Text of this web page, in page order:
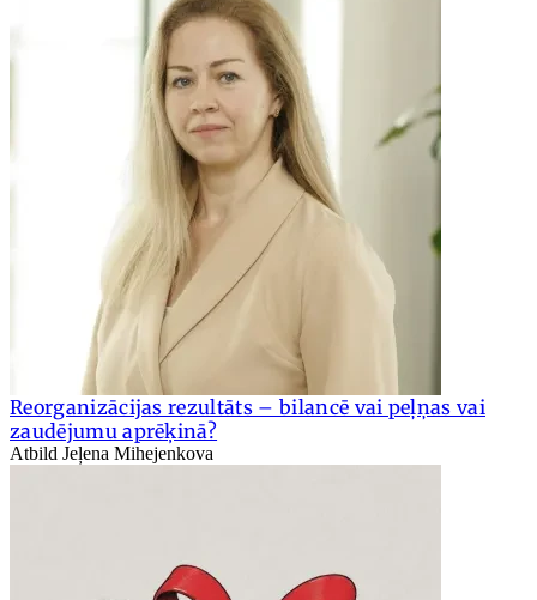
Reorganizācijas rezultāts – bilancē vai peļņas vai
zaudējumu aprēķinā?
Atbild Jeļena Mihejenkova